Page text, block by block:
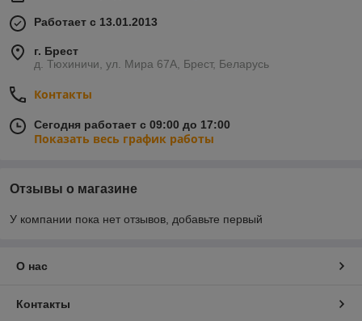
Работает с 13.01.2013
г. Брест
д. Тюхиничи, ул. Мира 67А, Брест, Беларусь
Контакты
Сегодня работает с 09:00 до 17:00
Показать весь график работы
Отзывы о магазине
У компании пока нет отзывов, добавьте первый
О нас
Контакты